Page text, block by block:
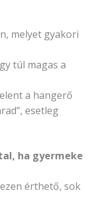
melyet gyakori
túl magas a
a hangerő
esetleg
ha gyermeke
érthető, sok